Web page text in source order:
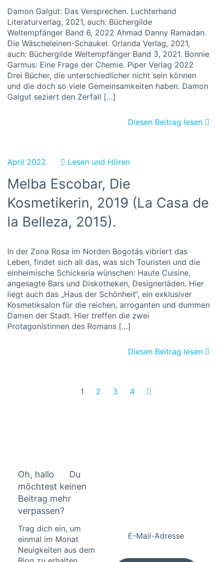
Damon Galgut: Das Versprechen. Luchterhand
Literaturverlag, 2021, auch: Büchergilde
Weltempfänger Band 6, 2022 Ahmad Danny Ramadan.
Die Wäscheleinen-Schaukel. Orlanda Verlag, 2021,
auch: Büchergilde Weltempfänger Band 3, 2021. Bonnie
Garmus: Eine Frage der Chemie. Piper Verlag 2022
Drei Bücher, die unterschiedlicher nicht sein können
und die doch so viele Gemeinsamkeiten haben. Damon
Galgut seziert den Zerfall […]
Diesen Beitrag lesen
April 2022 Lesen und Hören
Melba Escobar, Die
Kosmetikerin, 2019 (La Casa de
la Belleza, 2015).
In der Zona Rosa im Norden Bogotás vibriert das
Leben, findet sich all das, was sich Touristen und die
einheimische Schickeria wünschen: Haute Cuisine,
angesagte Bars und Diskotheken, Designerläden. Hier
liegt auch das „Haus der Schönheit“, ein exklusiver
Kosmetiksalon für die reichen, arroganten und dummen
Damen der Stadt. Hier treffen die zwei
Protagonistinnen des Romans […]
Diesen Beitrag lesen
1 2 3 4
Oh, hallo
Du
möchtest keinen
Beitrag mehr
verpassen?
Trag dich ein, um
einmal im Monat
Neuigkeiten aus dem